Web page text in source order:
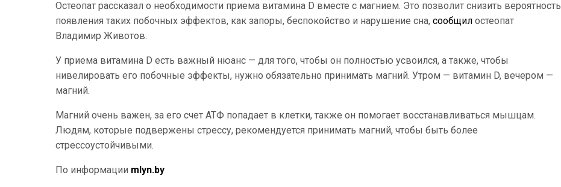
Остеопат рассказал о необходимости приема витамина D вместе с магнием. Это позволит снизить вероятность
появления таких побочных эффектов, как запоры, беспокойство и нарушение сна, сообщил остеопат
Владимир Животов.
У приема витамина D есть важный нюанс — для того, чтобы он полностью усвоился, а также, чтобы
нивелировать его побочные эффекты, нужно обязательно принимать магний. Утром — витамин D, вечером —
магний.
Магний очень важен, за его счет АТФ попадает в клетки, также он помогает восстанавливаться мышцам.
Людям, которые подвержены стрессу, рекомендуется принимать магний, чтобы быть более
стрессоустойчивыми.
По информации mlyn.by